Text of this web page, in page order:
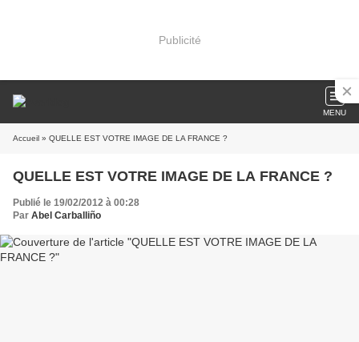
Publicité
MENU
Accueil » QUELLE EST VOTRE IMAGE DE LA FRANCE ?
QUELLE EST VOTRE IMAGE DE LA FRANCE ?
Publié le 19/02/2012 à 00:28
Par Abel Carballiño